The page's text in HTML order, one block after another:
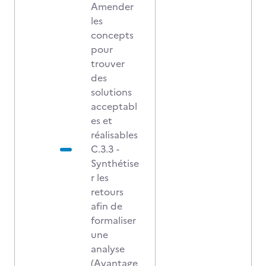
Amender
les
concepts
pour
trouver
des
solutions
acceptabl
es et
réalisables
C.3.3 -
Synthétise
r les
retours
afin de
formaliser
une
analyse
(Avantage